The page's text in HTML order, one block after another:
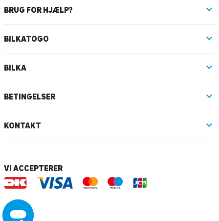
BRUG FOR HJÆLP?
BILKATOGO
BILKA
BETINGELSER
KONTAKT
VI ACCEPTERER